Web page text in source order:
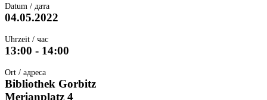
Datum / дата
04.05.2022
Uhrzeit / час
13:00 - 14:00
Ort / адреса
Bibliothek Gorbitz
Merianplatz 4